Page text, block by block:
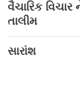
વૈચારિક
તાલીમ
સારાંશ